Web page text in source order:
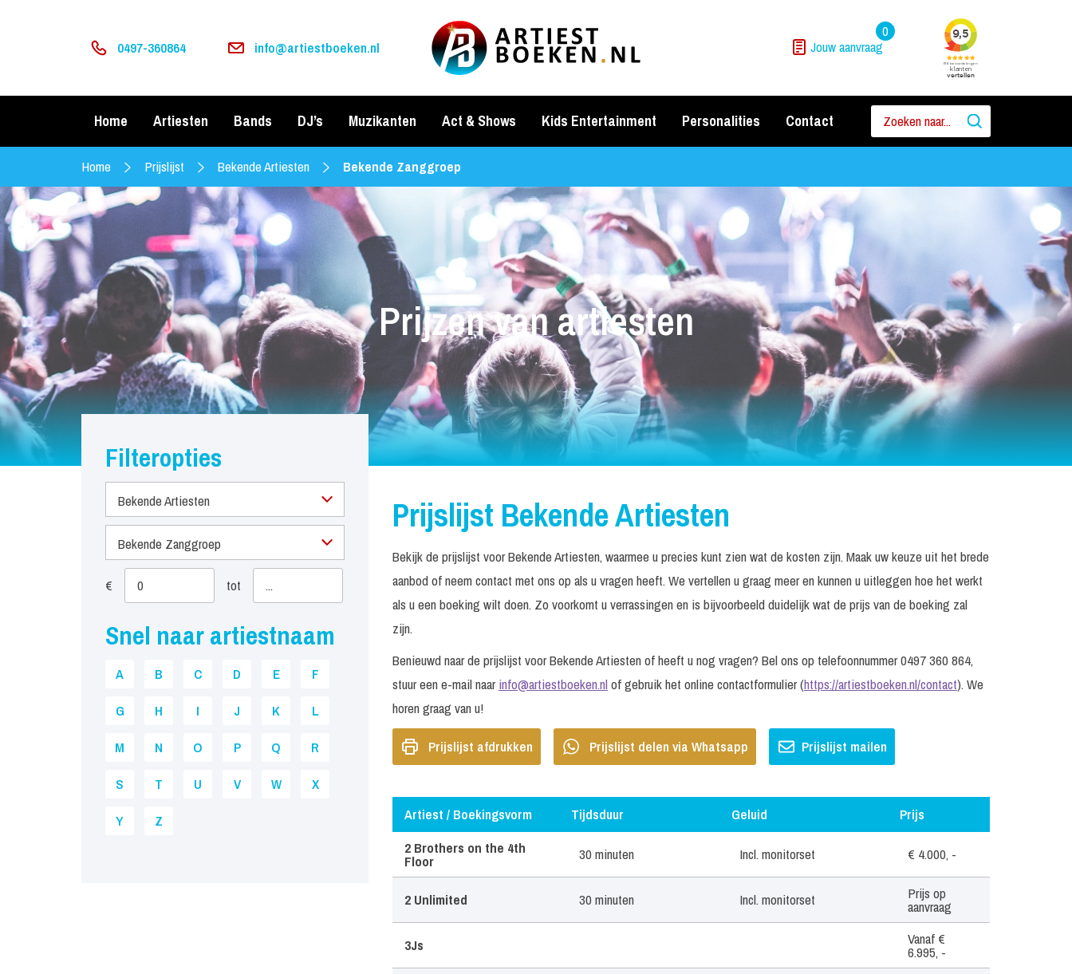
0497-360864 info@artiestboeken.nl Jouw aanvraag
0
Home Artiesten Bands DJ’s Muzikanten Act & Shows Kids Entertainment Personalities Contact
Home Prijslijst Bekende Artiesten Bekende Zanggroep
Prijzen van artiesten
Filteropties
Bekende Artiesten
Bekende Zanggroep
€ tot
Snel naar artiestnaam
A B C D E
F
G
H I J K
L
M
N O P Q
R
S
T U V W
X
Y
Z
Prijslijst Bekende Artiesten
Bekijk de prijslijst voor Bekende Artiesten, waarmee u precies kunt zien wat de kosten zijn. Maak uw keuze uit het brede
aanbod of neem contact met ons op als u vragen heeft. We vertellen u graag meer en kunnen u uitleggen hoe het werkt
als u een boeking wilt doen. Zo voorkomt u verrassingen en is bijvoorbeeld duidelijk wat de prijs van de boeking zal
zijn.
Benieuwd naar de prijslijst voor Bekende Artiesten of heeft u nog vragen? Bel ons op telefoonnummer 0497 360 864,
stuur een e-mail naarinfo@artiestboeken.nlof gebruik het online contactformulier (https://artiestboeken.nl/contact). We
horen graag van u!
Prijslijst afdrukken Prijslijst delen via Whatsapp Prijslijst mailen
Artiest / Boekingsvorm Tijdsduur Geluid
Prijs
Artiest / Boekingsvorm
2 Brothers on the 4th
Floor 30 minuten Incl. monitorset € 4.000, -
2 Unlimited 30 minuten Incl. monitorset Prijs op
aanvraag
3Js Vanaf €
6.995, -